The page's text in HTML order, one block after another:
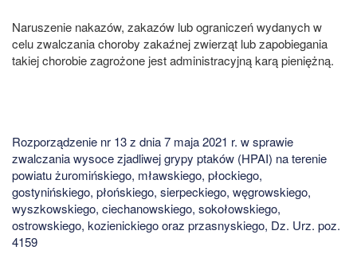
Naruszenie nakazów, zakazów lub ograniczeń wydanych w
celu zwalczania choroby zakaźnej zwierząt lub zapobiegania
takiej chorobie zagrożone jest administracyjną karą pieniężną.
Rozporządzenie nr 13 z dnia 7 maja 2021 r. w sprawie
zwalczania wysoce zjadliwej grypy ptaków (HPAI) na terenie
powiatu żuromińskiego, mławskiego, płockiego,
gostynińskiego, płońskiego, sierpeckiego, węgrowskiego,
wyszkowskiego, ciechanowskiego, sokołowskiego,
ostrowskiego, kozienickiego oraz przasnyskiego, Dz. Urz. poz.
4159